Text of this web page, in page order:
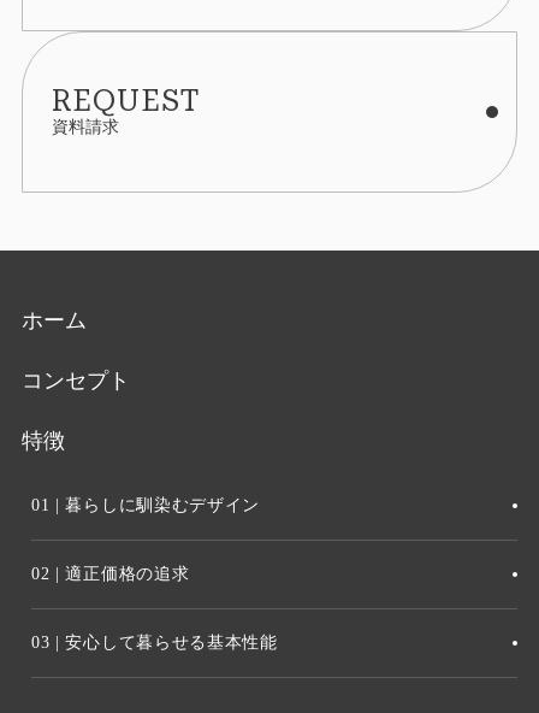
REQUEST
資料請求
ホーム
コンセプト
特徴
01 | 暮らしに馴染むデザイン
02 | 適正価格の追求
03 | 安心して暮らせる基本性能